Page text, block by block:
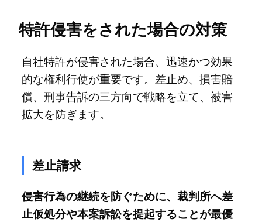
特許侵害をされた場合の対策
自社特許が侵害された場合、迅速かつ効果
的な権利行使が重要です。差止め、損害賠
償、刑事告訴の三方向で戦略を立て、被害
拡大を防ぎます。
差止請求
侵害行為の継続を防ぐために、裁判所へ差
止仮処分や本案訴訟を提起することが最優